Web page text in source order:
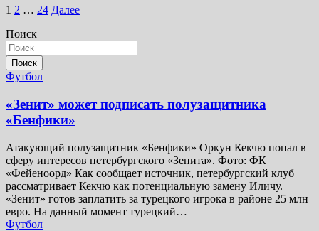
Пагинация
записей
1 2 … 24 Далее
Поиск
Поиск
Футбол
«Зенит» может подписать полузащитника
«Бенфики»
Атакующий полузащитник «Бенфики» Оркун Кекчю попал в
сферу интересов петербургского «Зенита». Фото: ФК
«Фейеноорд» Как сообщает источник, петербургский клуб
рассматривает Кекчю как потенциальную замену Иличу.
«Зенит» готов заплатить за турецкого игрока в районе 25 млн
евро. На данный момент турецкий…
Футбол